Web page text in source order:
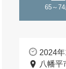
65～
2024
八幡平